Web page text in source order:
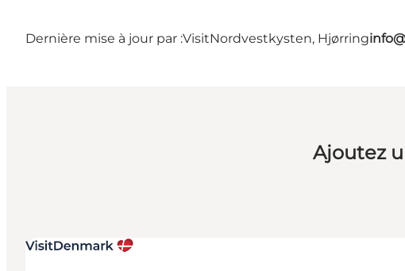
Dernière mise à jour par :VisitNordvestkysten, Hjørring
Ajoutez